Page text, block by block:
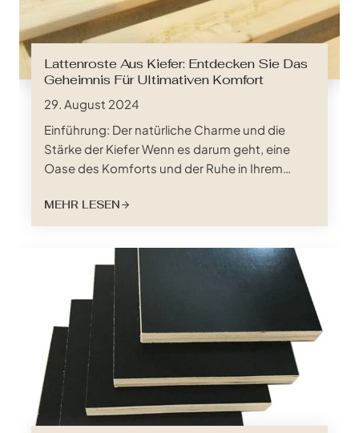
Lattenroste Aus Kiefer: Entdecken Sie Das
Geheimnis Für Ultimativen Komfort
29. August 2024
Einführung: Der natürliche Charme und die
Stärke der Kiefer Wenn es darum geht, eine
Oase des Komforts und der Ruhe in Ihrem
eine entscheidende Rolle. Während Matratzen
oft im Rampenlicht stehen, liegen die
unbesungenen Helden eines erholsamen
Schlafs unter den Lattenrosten. Unter den
verschiedenen Materialien, die zur Verfügung
stehen, stechen die Lattenroste aus
Kiefernholz hervor…
MEHR LESEN